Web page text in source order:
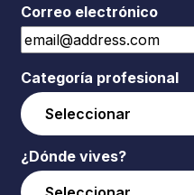
Correo electrónico
Categoría profesional
¿Dónde vives?